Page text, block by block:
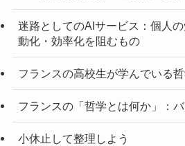
迷路としてのAIサービス：個人
動化・効率化を阻むもの
フランスの高校生が学んでいる
フランスの「哲学とは何か」：
小休止して整理しよう